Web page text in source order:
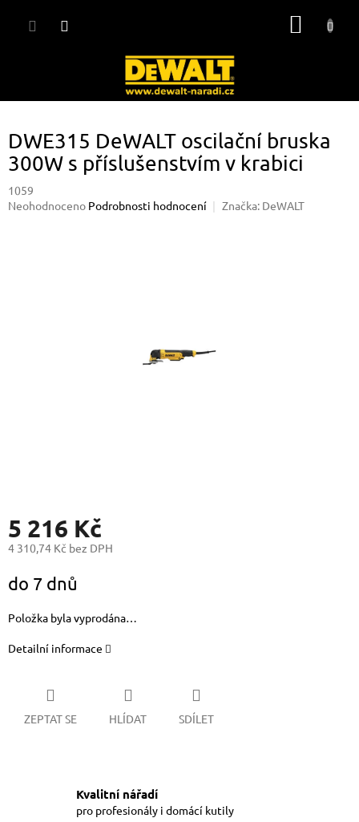
DWE315 DeWALT oscilační bruska
300W s příslušenstvím v krabici
1059
Průměrné
Neohodnoceno Podrobnosti hodnocení Značka: DeWALT
5 216 Kč
4 310,74 Kč bez DPH
cena:
do 7 dnů
Položka byla vyprodána…
Detailní informace
ZEPTAT SE HLÍDAT SDÍLET
Kvalitní nářadí
pro profesionály i domácí kutily